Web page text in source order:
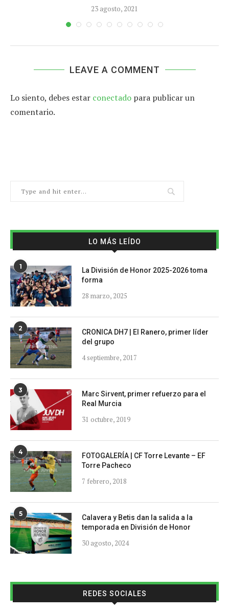
23 agosto, 2021
LEAVE A COMMENT
Lo siento, debes estar conectado para publicar un
comentario.
LO MÁS LEÍDO
1
La División de Honor 2025-2026 toma
forma
28 marzo, 2025
2
CRONICA DH7 | El Ranero, primer líder
del grupo
4 septiembre, 2017
3
Marc Sirvent, primer refuerzo para el
Real Murcia
31 octubre, 2019
4
FOTOGALERÍA | CF Torre Levante – EF
Torre Pacheco
7 febrero, 2018
5
Calavera y Betis dan la salida a la
temporada en División de Honor
30 agosto, 2024
REDES SOCIALES